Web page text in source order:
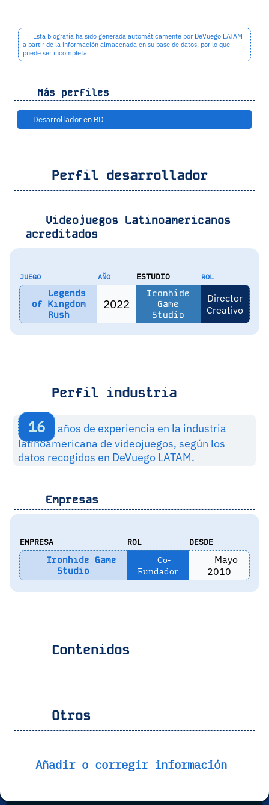
Esta biografía ha sido generada automáticamente por DeVuego LATAM
a partir de la información almacenada en su base de datos, por lo que
puede ser incompleta.
Más perfiles
Desarrollador en BD
Perfil desarrollador
Videojuegos Latinoamericanos
acreditados
JUEGO AÑO ESTUDIO ROL
Legends
of Kingdom
Rush
2022
Ironhide
Game
Studio
Director
Creativo
Perfil industria
16
años de experiencia en la industria
latinoamericana de videojuegos, según los
datos recogidos en DeVuego LATAM.
Empresas
EMPRESA ROL DESDE
Ironhide Game
Studio
Co-
Fundador
Mayo
2010
Contenidos
Otros
Añadir o corregir información